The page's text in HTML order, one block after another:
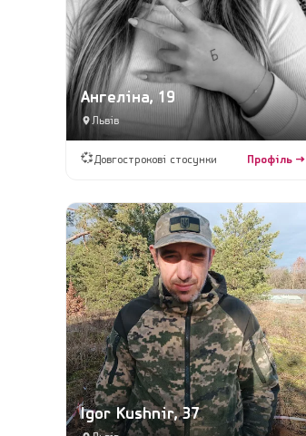
Ангеліна, 19
Львів
💞Довгострокові стосунки Профіль →
Igor Kushnir, 37